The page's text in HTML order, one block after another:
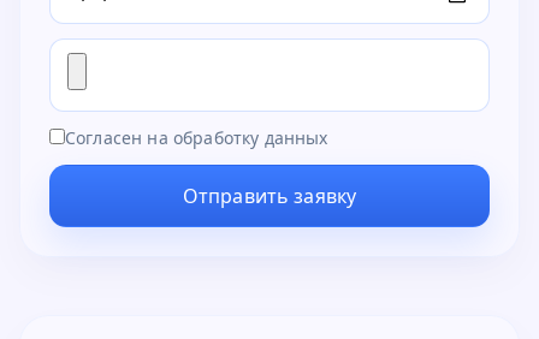
Согласен на обработку данных
Отправить заявку